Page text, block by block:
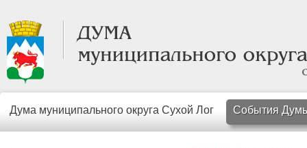
Дума муниципального округа Сухой Лог События